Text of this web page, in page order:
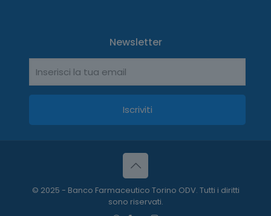
Newsletter
© 2025 - Banco Farmaceutico Torino ODV. Tutti i diritti
sono riservati.